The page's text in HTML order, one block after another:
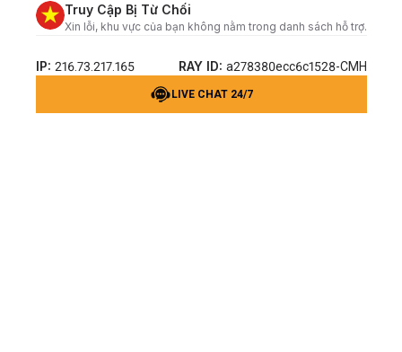
Truy Cập Bị Từ Chối
Xin lỗi, khu vực của bạn không nằm trong danh sách hỗ trợ.
IP: 216.73.217.165 RAY ID: a278380ecc6c1528-CMH
LIVE CHAT 24/7